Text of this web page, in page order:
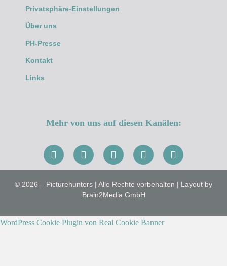
Privatsphäre-Einstellungen
Über uns
PH-Presse
Kontakt
Links
Mehr von uns auf diesen Kanälen:
© 2026 – Picturehunters | Alle Rechte vorbehalten | Layout by
Brain2Media GmbH
WordPress Cookie Plugin von Real Cookie Banner